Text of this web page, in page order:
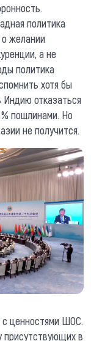
политика
о желании
а не
политика
хотя бы
Индию отказаться
пошлинами. Но
не получится.
с ценностями ШОС.
присутствующих в